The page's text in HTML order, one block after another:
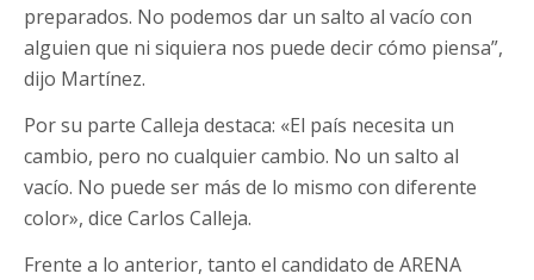
preparados. No podemos dar un salto al vacío con
alguien que ni siquiera nos puede decir cómo piensa”,
dijo Martínez.
Por su parte Calleja destaca: «El país necesita un
cambio, pero no cualquier cambio. No un salto al
vacío. No puede ser más de lo mismo con diferente
color», dice Carlos Calleja.
Frente a lo anterior, tanto el candidato de ARENA